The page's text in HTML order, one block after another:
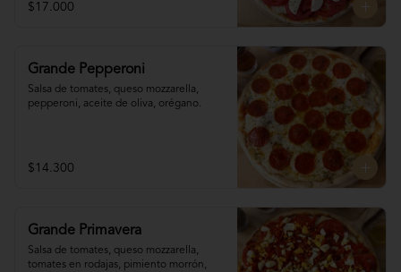
$17.000
Grande Pepperoni
Salsa de tomates, queso mozzarella,
pepperoni, aceite de oliva, orégano.
$14.300
Grande Primavera
Salsa de tomates, queso mozzarella,
tomates en rodajas, pimiento morrón,